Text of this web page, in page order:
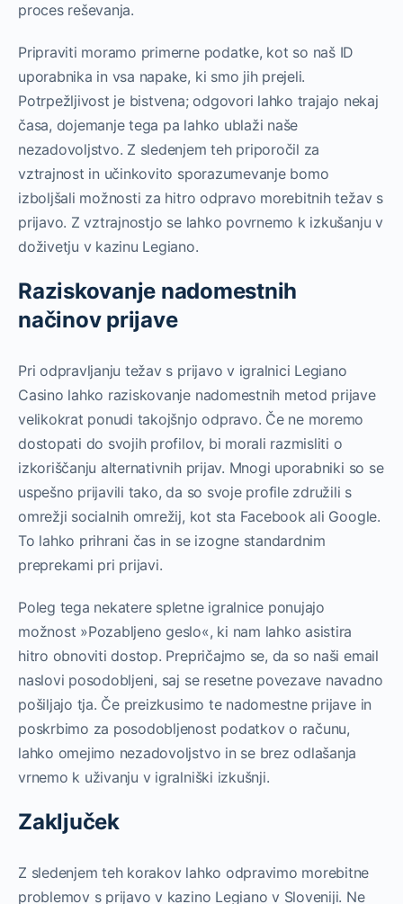
proces reševanja.
Pripraviti moramo primerne podatke, kot so naš ID
uporabnika in vsa napake, ki smo jih prejeli.
Potrpežljivost je bistvena; odgovori lahko trajajo nekaj
časa, dojemanje tega pa lahko ublaži naše
nezadovoljstvo. Z sledenjem teh priporočil za
vztrajnost in učinkovito sporazumevanje bomo
izboljšali možnosti za hitro odpravo morebitnih težav s
prijavo. Z vztrajnostjo se lahko povrnemo k izkušanju v
doživetju v kazinu Legiano.
Raziskovanje nadomestnih
načinov prijave
Pri odpravljanju težav s prijavo v igralnici Legiano
Casino lahko raziskovanje nadomestnih metod prijave
velikokrat ponudi takojšnjo odpravo. Če ne moremo
dostopati do svojih profilov, bi morali razmisliti o
izkoriščanju alternativnih prijav. Mnogi uporabniki so se
uspešno prijavili tako, da so svoje profile združili s
omrežji socialnih omrežij, kot sta Facebook ali Google.
To lahko prihrani čas in se izogne standardnim
preprekami pri prijavi.
Poleg tega nekatere spletne igralnice ponujajo
možnost »Pozabljeno geslo«, ki nam lahko asistira
hitro obnoviti dostop. Prepričajmo se, da so naši email
naslovi posodobljeni, saj se resetne povezave navadno
pošiljajo tja. Če preizkusimo te nadomestne prijave in
poskrbimo za posodobljenost podatkov o računu,
lahko omejimo nezadovoljstvo in se brez odlašanja
vrnemo k uživanju v igralniški izkušnji.
Zaključek
Z sledenjem teh korakov lahko odpravimo morebitne
problemov s prijavo v kazino Legiano v Sloveniji. Ne